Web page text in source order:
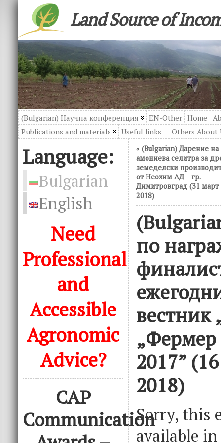
Land Source of
(Bulgarian) Научна конференция EN-Other Home
Publications and materials
Useful links Others About
Language:
Bulgarian
English
Need
Professional
and
Accessible
Agronomic
Advice?
CAP
Communication
« (Bulgarian) Дарение на
амониева селитра за
земеделски
от Неохим АД – гр.
Димитровград (31 март
2018)
по
вестник
2017”
2018)
Sorry, this
available in